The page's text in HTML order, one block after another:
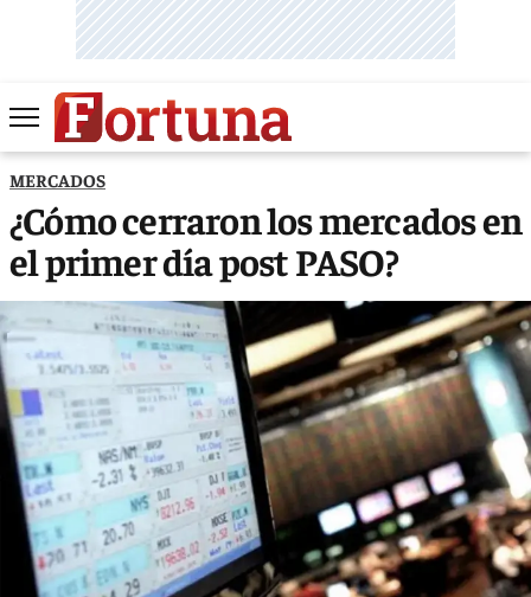
MERCADOS
¿Cómo cerraron los mercados en
el primer día post PASO?